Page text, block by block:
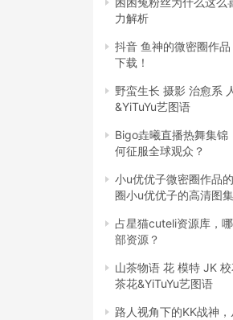
力解析
抖音 鱼神的微密圈作
下载！
野蛮生长 摄影 治愈系
&YiTuYu艺图语
Bigo垚曦直播热舞集锦
何征服全球观众？
小u优优子微密圈作品
圈小u优优子的高清图集
占星猫cuteli资源库，
部资源？
山茶物语 花 模特 JK
茶花&YiTuYu艺图语
路人视角下的KK战神